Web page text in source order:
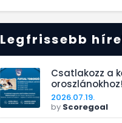
Legfrissebb
Csatlakozz a
oroszlánokhoz!
2026.07.19.
by Scoregoal